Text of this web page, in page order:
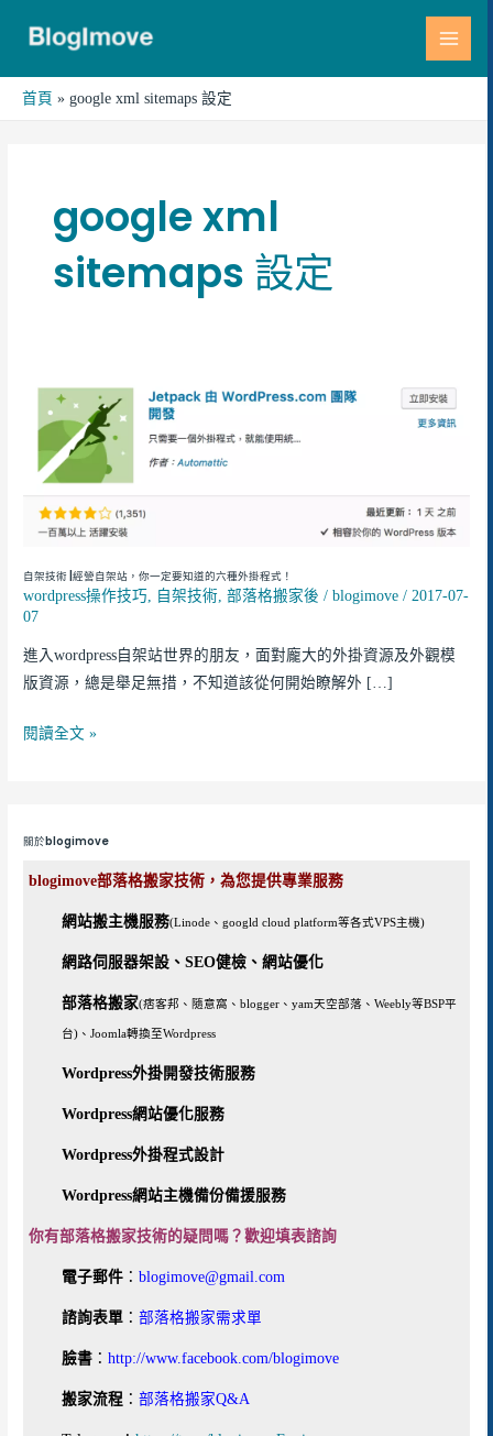
首頁 google xml sitemaps 設定
google xml
sitemaps 設定
自架技術 |經營自架站，你一定要知道的六種外掛程式！
wordpress操作技巧 自架技術 ,部落格搬家後 /blogimove/ 2017-07-
07
進入wordpress自架站世界的朋友，面對龐大的外掛資源及外觀模
版資源，總是舉足無措，不知道該從何開始瞭解外 […]
自
術
自
架
你
一
要
種
閱讀全文 »
關於blogimove
blogimove部落格搬家技術，為您提供專業服務
網站搬主機服務(Linode、googld cloud platform等各式VPS主機)
網路伺服器架設、SEO健檢、網站優化
部落格搬家(痞客邦、隨意窩、blogger、yam天空部落、Weebly等BSP平
台)、Joomla轉換至Wordpress
Wordpress外掛開發技術服務
Wordpress網站優化服務
Wordpress外掛程式設計
Wordpress網站主機備份備援服務
你有部落格搬家技術的疑問嗎？歡迎填表諮詢
電子郵件 ：blogimove@gmail.com
諮詢表單 ：部落格搬家需求單
臉書 ：http://www.facebook.com/blogimove
搬家流程 ：部落格搬家Q&A